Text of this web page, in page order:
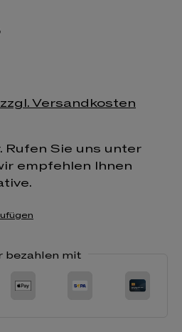
Versandkosten
Rufen Sie uns unter
empfehlen Ihnen
bezahlen mit